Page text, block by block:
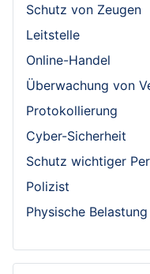
Schutz von Zeugen
Leitstelle
Online-Handel
Überwachung von
Protokollierung
Cyber-Sicherheit
Schutz wichtiger
Polizist
Physische Belastung